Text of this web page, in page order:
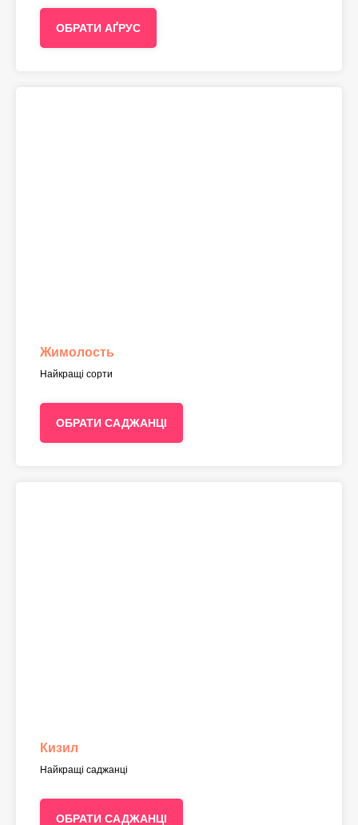
ОБРАТИ АҐРУС
Жимолость
Найкращі сорти
ОБРАТИ САДЖАНЦІ
Кизил
Найкращі саджанці
ОБРАТИ САДЖАНЦІ